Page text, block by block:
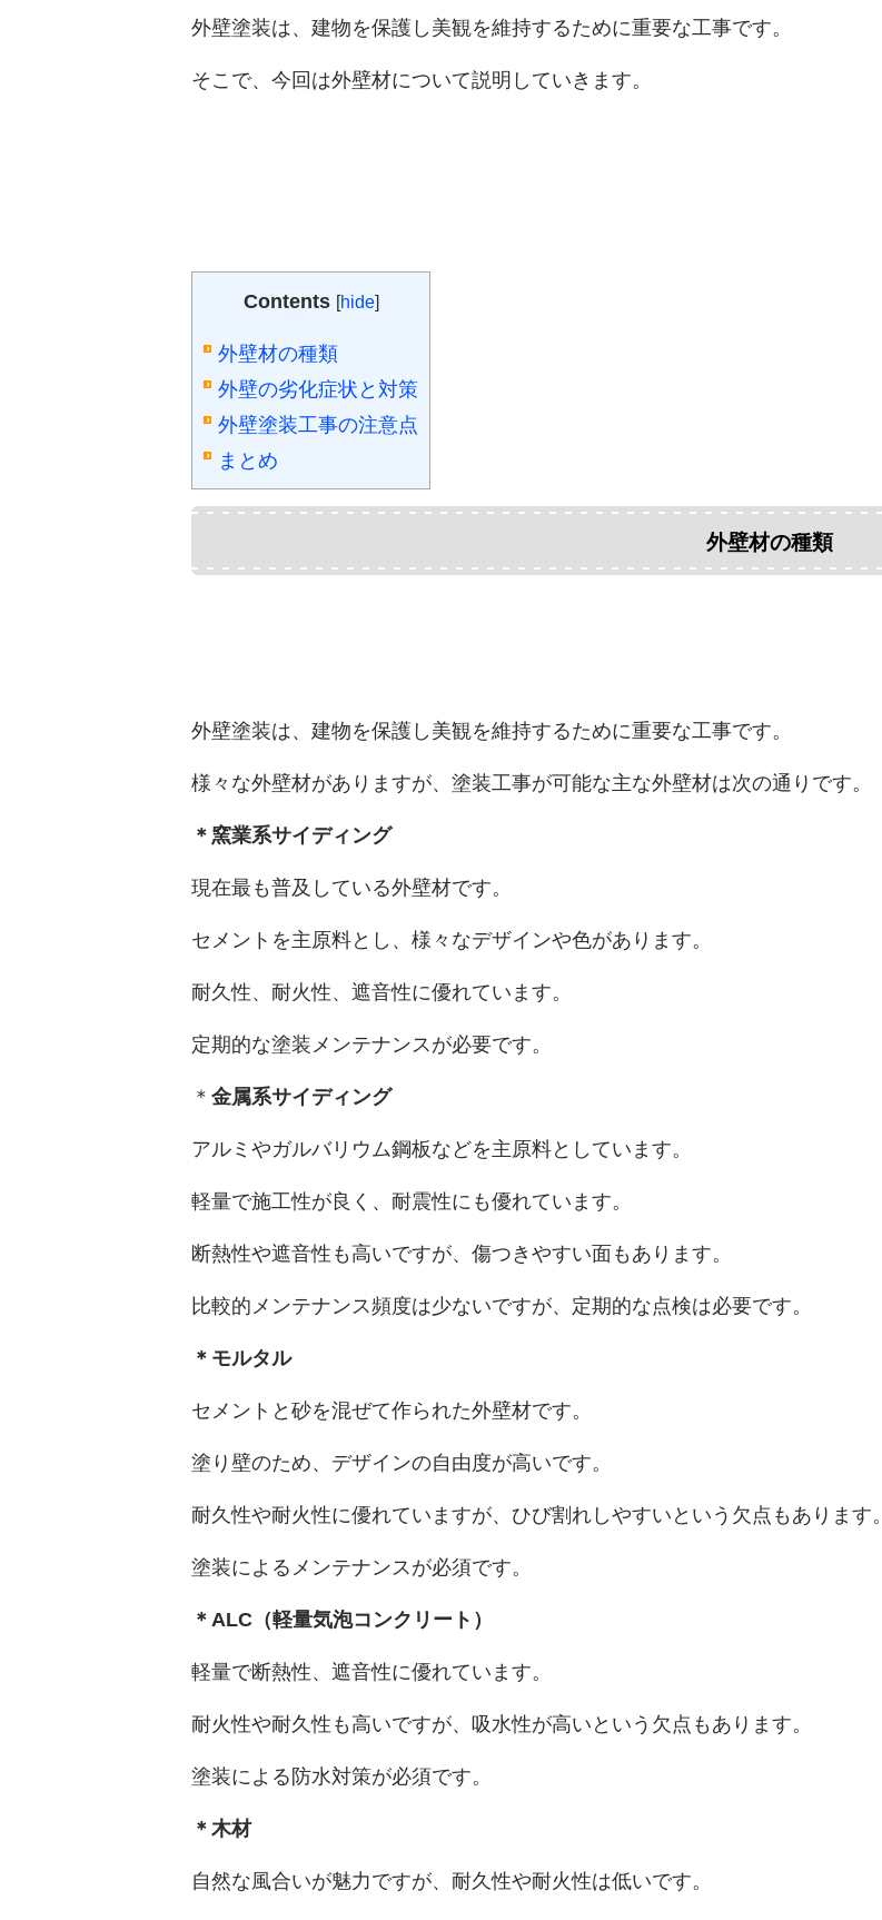
外壁塗装は、建物を保護し美観を維持するために重要な工事です。
そこで、今回は外壁材について説明していきます。
Contents [hide]
外壁材の種類
外壁の劣化症状と対策
外壁塗装工事の注意点
まとめ
外壁材の種類
外壁塗装は、建物を保護し美観を維持するために重要な工事です。
様々な外壁材がありますが、塗装工事が可能な主な外壁材は次の通りです。
＊窯業系サイディング
現在最も普及している外壁材です。
セメントを主原料とし、様々なデザインや色があります。
耐久性、耐火性、遮音性に優れています。
定期的な塗装メンテナンスが必要です。
＊ 金属系サイディング
アルミやガルバリウム鋼板などを主原料としています。
軽量で施工性が良く、耐震性にも優れています。
断熱性や遮音性も高いですが、傷つきやすい面もあります。
比較的メンテナンス頻度は少ないですが、定期的な点検は必要です。
＊モルタル
セメントと砂を混ぜて作られた外壁材です。
塗り壁のため、デザインの自由度が高いです。
耐久性や耐火性に優れていますが、ひび割れしやすいという欠点もあります。
塗装によるメンテナンスが必須です。
＊ALC（軽量気泡コンクリート）
軽量で断熱性、遮音性に優れています。
耐火性や耐久性も高いですが、吸水性が高いという欠点もあります。
塗装による防水対策が必須です。
＊木材
自然な風合いが魅力ですが、耐久性や耐火性は低いです。